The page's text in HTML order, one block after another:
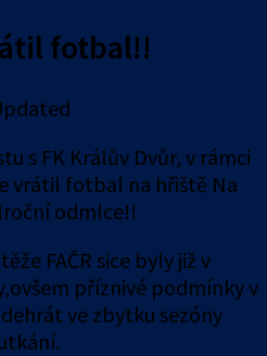
fotbal!!
s FK Králův Dvůr, v rámci
vrátil fotbal na hřiště Na
odmlce!!
FAČR sice byly již v
příznivé podmínky v
ve zbytku sezóny